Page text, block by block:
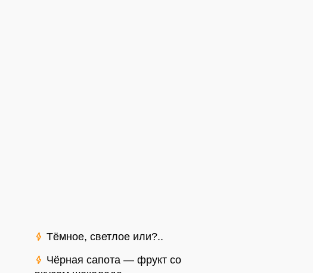
Тёмное, светлое или?..
Чёрная сапота — фрукт со